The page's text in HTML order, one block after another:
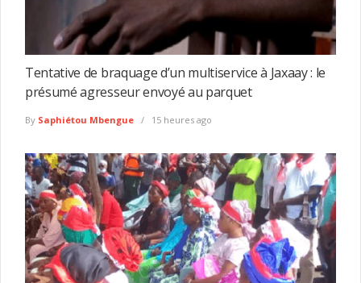
Tentative de braquage d’un multiservice à Jaxaay : le
présumé agresseur envoyé au parquet
By Saphiétou Mbengue 15 heures ago